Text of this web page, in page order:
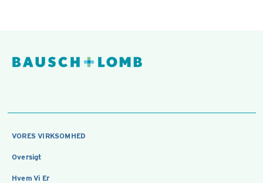
VORES VIRKSOMHED
Oversigt
Hvem Vi Er